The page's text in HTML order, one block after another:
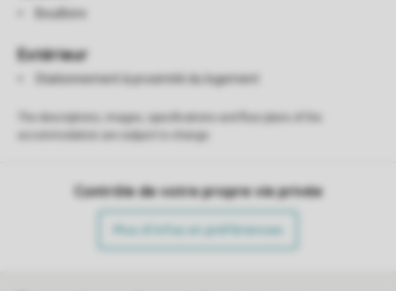
Bouilloire
Extérieur
Stationnement à proximité du logement
Contrôle de votre propre vie privée
Plus d’infos et préférences